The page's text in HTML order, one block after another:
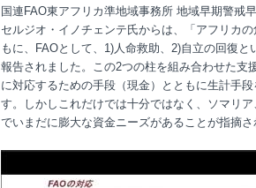
国連 FAO東アフリカ準地域事務所 地域早期警戒
セルジオ・イノチェンテ氏からは、「アフリカ
もに、
FAOとして、 1)人命救助、 2)自立の回復と
報告されました。この2つの柱を組み合わせた支
に対応するための手段（現金）とともに生計手
す。しかしこれだけでは十分ではなく、ソマリ
でいまだに膨大な資金ニーズがあることが指摘さ